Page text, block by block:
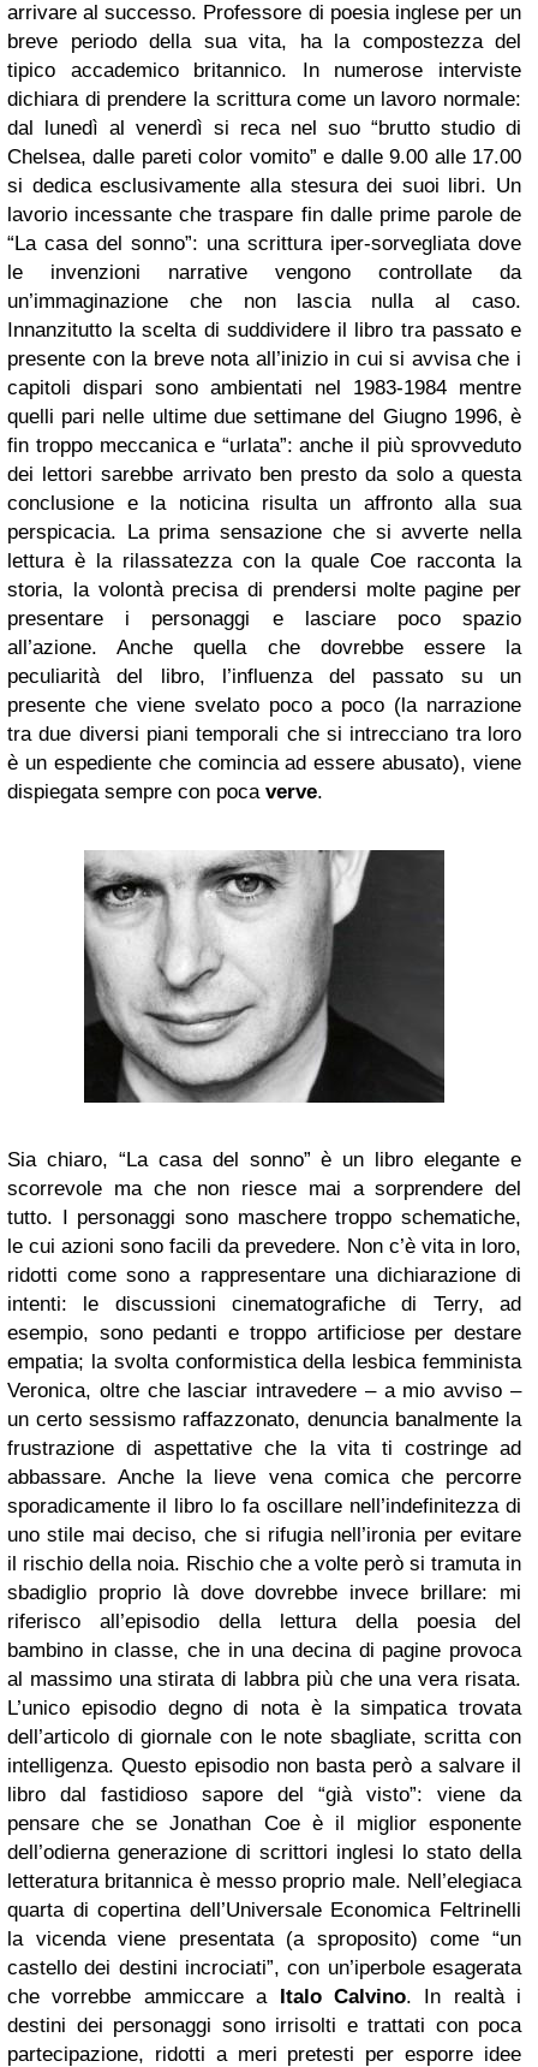
arrivare al successo. Professore di poesia inglese per un
breve periodo della sua vita, ha la compostezza del
tipico accademico britannico. In numerose interviste
dichiara di prendere la scrittura come un lavoro normale:
dal lunedì al venerdì si reca nel suo “brutto studio di
Chelsea, dalle pareti color vomito” e dalle 9.00 alle 17.00
si dedica esclusivamente alla stesura dei suoi libri. Un
lavorio incessante che traspare fin dalle prime parole de
“La casa del sonno”: una scrittura iper-sorvegliata dove
le invenzioni narrative vengono controllate da
un’immaginazione che non lascia nulla al caso.
Innanzitutto la scelta di suddividere il libro tra passato e
presente con la breve nota all’inizio in cui si avvisa che i
capitoli dispari sono ambientati nel 1983-1984 mentre
quelli pari nelle ultime due settimane del Giugno 1996, è
fin troppo meccanica e “urlata”: anche il più sprovveduto
dei lettori sarebbe arrivato ben presto da solo a questa
conclusione e la noticina risulta un affronto alla sua
perspicacia. La prima sensazione che si avverte nella
lettura è la rilassatezza con la quale Coe racconta la
storia, la volontà precisa di prendersi molte pagine per
presentare i personaggi e lasciare poco spazio
all’azione. Anche quella che dovrebbe essere la
peculiarità del libro, l’influenza del passato su un
presente che viene svelato poco a poco (la narrazione
tra due diversi piani temporali che si intrecciano tra loro
è un espediente che comincia ad essere abusato), viene
dispiegata sempre con poca verve.
Sia chiaro, “La casa del sonno” è un libro elegante e
scorrevole ma che non riesce mai a sorprendere del
tutto. I personaggi sono maschere troppo schematiche,
le cui azioni sono facili da prevedere. Non c’è vita in loro,
ridotti come sono a rappresentare una dichiarazione di
intenti: le discussioni cinematografiche di Terry, ad
esempio, sono pedanti e troppo artificiose per destare
empatia; la svolta conformistica della lesbica femminista
Veronica, oltre che lasciar intravedere – a mio avviso –
un certo sessismo raffazzonato, denuncia banalmente la
frustrazione di aspettative che la vita ti costringe ad
abbassare. Anche la lieve vena comica che percorre
sporadicamente il libro lo fa oscillare nell’indefinitezza di
uno stile mai deciso, che si rifugia nell’ironia per evitare
il rischio della noia. Rischio che a volte però si tramuta in
sbadiglio proprio là dove dovrebbe invece brillare: mi
riferisco all’episodio della lettura della poesia del
bambino in classe, che in una decina di pagine provoca
al massimo una stirata di labbra più che una vera risata.
L’unico episodio degno di nota è la simpatica trovata
dell’articolo di giornale con le note sbagliate, scritta con
intelligenza. Questo episodio non basta però a salvare il
libro dal fastidioso sapore del “già visto”: viene da
pensare che se Jonathan Coe è il miglior esponente
dell’odierna generazione di scrittori inglesi lo stato della
letteratura britannica è messo proprio male. Nell’elegiaca
quarta di copertina dell’Universale Economica Feltrinelli
la vicenda viene presentata (a sproposito) come “un
castello dei destini incrociati”, con un’iperbole esagerata
che vorrebbe ammiccare a Italo Calvino. In realtà i
destini dei personaggi sono irrisolti e trattati con poca
partecipazione, ridotti a meri pretesti per esporre idee